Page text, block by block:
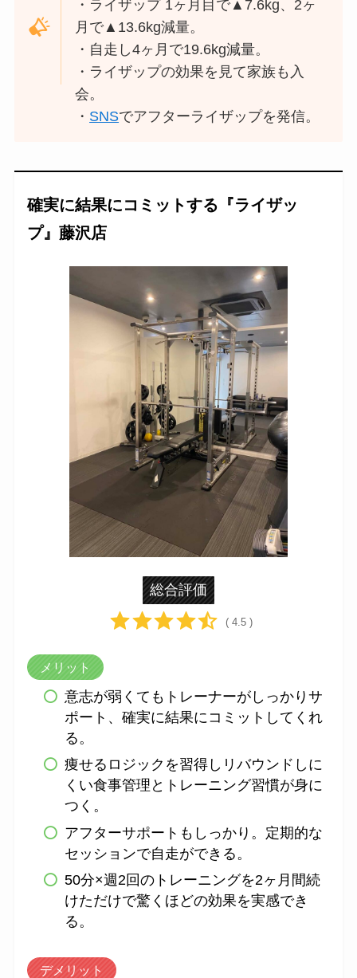
・ライザップ 1ヶ月目で▲7.6kg、2ヶ
月で▲13.6kg減量。
・自走し4ヶ月で19.6kg減量。
・ライザップの効果を見て家族も入
会。
・ SNSでアフターライザップを発信。
確実に結果にコミットする『ライザッ
プ』藤沢店
総合評価
( 4.5 )
メリット
意志が弱くてもトレーナーがしっかりサ
ポート、確実に結果にコミットしてくれ
る。
痩せるロジックを習得しリバウンドしに
くい食事管理とトレーニング習慣が身に
つく。
アフターサポートもしっかり。定期的な
セッションで自走ができる。
50分×週2回のトレーニングを2ヶ月間続
けただけで驚くほどの効果を実感でき
る。
デメリット